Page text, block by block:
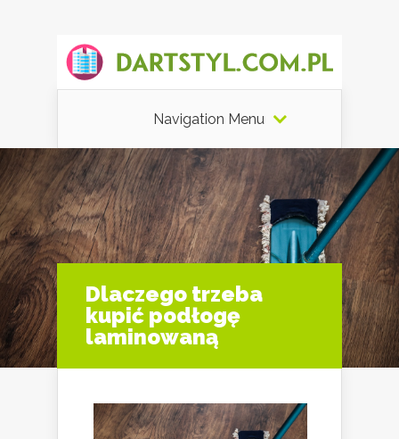
Navigation Menu
Dlaczego trzeba
kupić podłogę
laminowaną